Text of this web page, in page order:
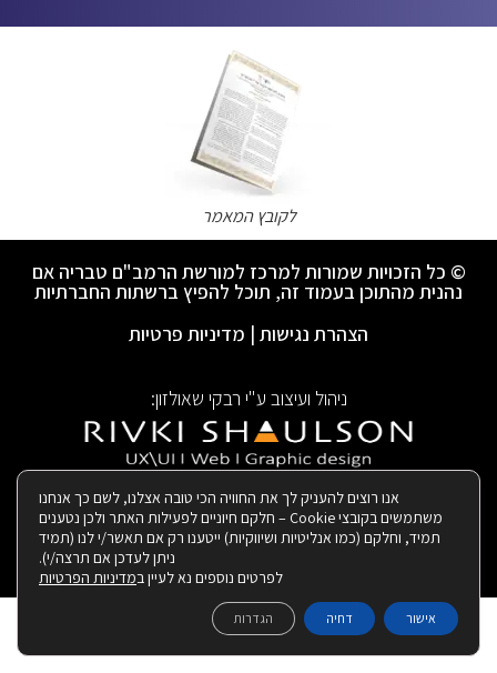
לקובץ המאמר
© כל הזכויות שמורות למרכז למורשת הרמב"ם טבריה אם
נהנית מהתוכן בעמוד זה, תוכל להפיץ ברשתות החברתיות
הצהרת נגישות | מדיניות פרטיות
ניהול ועיצוב ע"י רבקי שאולזון:
| בנייה ותחזוקת האתר:
אנו רוצים להעניק לך את החוויה הכי טובה אצלנו, לשם כך אנחנו
משתמשים בקובצי Cookie – חלקם חיוניים לפעילות האתר ולכן נטענים
תמיד, וחלקם (כמו אנליטיות ושיווקיות) ייטענו רק אם תאשר/י לנו (תמיד
ניתן לעדכן אם תרצה/י).
לפרטים נוספים נא לעיין במדיניות הפרטיות
אישור דחיה הגדרות